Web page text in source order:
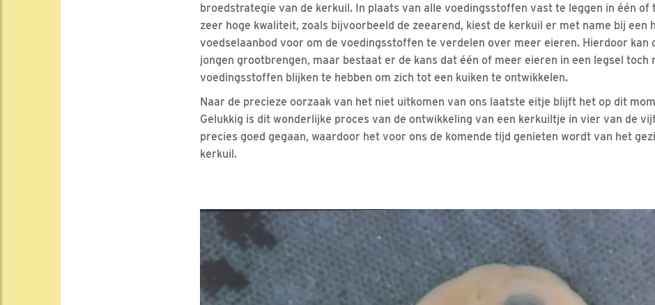
broedstrategie van de kerkuil. In plaats van alle voedingsstoffen vast te leggen in één of
zeer hoge kwaliteit, zoals bijvoorbeeld de zeearend, kiest de kerkuil er met name bij een
voedselaanbod voor om de voedingsstoffen te verdelen over meer eieren. Hierdoor kan
jongen grootbrengen, maar bestaat er de kans dat één of meer eieren in een legsel toch
voedingsstoffen blijken te hebben om zich tot een kuiken te ontwikkelen.
Naar de precieze oorzaak van het niet uitkomen van ons laatste eitje blijft het op dit
Gelukkig is dit wonderlijke proces van de ontwikkeling van een kerkuiltje in vier van de
precies goed gegaan, waardoor het voor ons de komende tijd genieten wordt van het
kerkuil.